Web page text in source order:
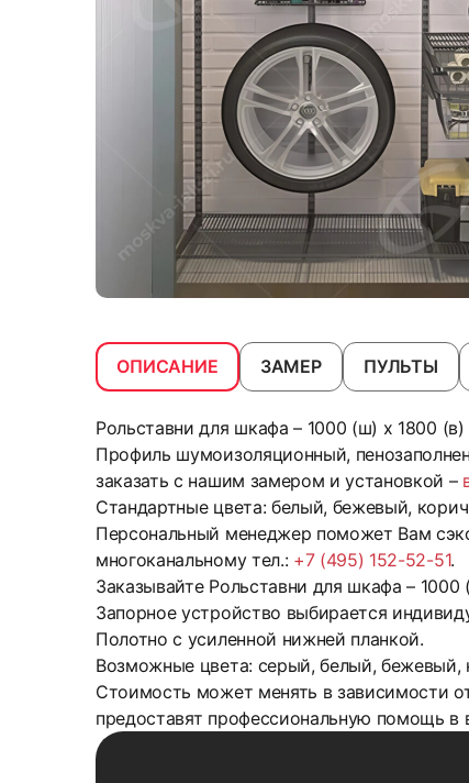
ОПИСАНИЕ ЗАМЕР ПУЛЬТЫ
Рольставни для шкафа – 1000 (ш) х 1800
Профиль шумоизоляционный,
заказать с нашим замером и установкой –
Стандартные цвета: белый, бежевый,
Персональный менеджер поможет Вам
многоканальному тел.: +7 (495) 152-52-51.
Заказывайте Рольставни для шкафа –
Запорное устройство выбирается
Полотно с усиленной нижней планкой.
Возможные цвета: серый, белый, бежевый,
Стоимость может менять в зависимости
предоставят профессиональную помощь в